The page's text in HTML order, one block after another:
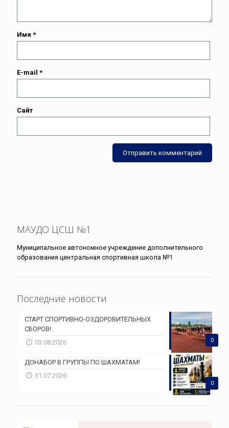
Имя *
E-mail *
Сайт
МАУДО ЦСШ №1
Муниципальное автономное учреждение дополнительного
образования центральная спортивная школа №1
Последние новости
0
СТАРТ СПОРТИВНО-ОЗДОРОВИТЕЛЬНЫХ
СБОРОВ!
03.08.2026
0
ДОНАБОР В ГРУППЫ ПО ШАХМАТАМ!
31.07.2026